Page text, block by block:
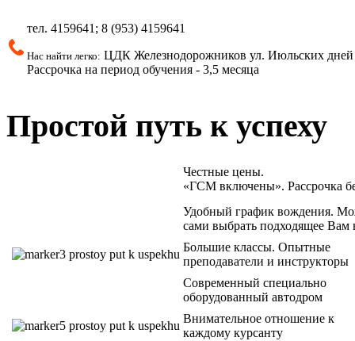
тел. 4159641; 8 (953) 4159641
Нас найти легко: ЦДК Железнодорожников ул. Июльских
Рассрочка на период обучения - 3,5 месяца
Простой путь к успеху
Честные цены.
«ГСМ включены». Рассрочка
Удобный график вождения.
сами выбрать подходящее Вам
Большие классы. Опытные
преподаватели и инструкторы
Современный специально
оборудованный автодром
Внимательное отношение к
каждому курсанту